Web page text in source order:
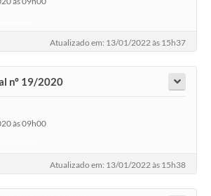
Atualizado em: 13/01/2022 às 15h37
nº 19/2020
às 09h00
Atualizado em: 13/01/2022 às 15h38